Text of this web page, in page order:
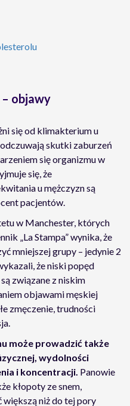
– objawy
się od klimakterium u
skutki zaburzeń
się organizmu w
się, że
u mężczyzn są
pacjentów.
w Manchester, których
„La Stampa” wynika, że
mniejszej grupy – jedynie 2
że niski popęd
związane z niskim
objawami męskiej
zmęczenie, trudności
może prowadzić także
wydolności
i koncentracji. Panowie
kłopoty ze snem,
niż do tej pory